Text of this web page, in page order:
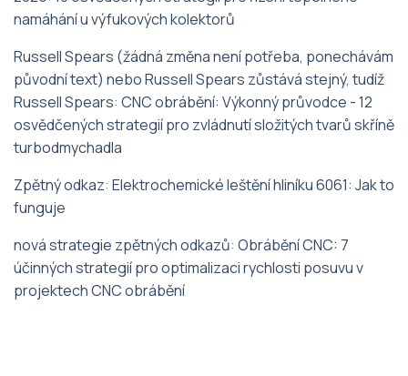
namáhání u výfukových kolektorů
Russell Spears (žádná změna není potřeba, ponechávám
původní text) nebo Russell Spears zůstává stejný, tudíž
Russell Spears: CNC obrábění: Výkonný průvodce - 12
osvědčených strategií pro zvládnutí složitých tvarů skříně
turbodmychadla
Zpětný odkaz: Elektrochemické leštění hliníku 6061: Jak to
funguje
nová strategie zpětných odkazů: Obrábění CNC: 7
účinných strategií pro optimalizaci rychlosti posuvu v
projektech CNC obrábění